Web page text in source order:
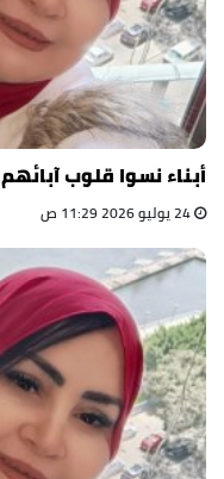
أبناء نسوا قلوب آبائهم